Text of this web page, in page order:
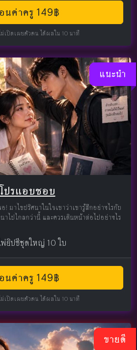
นค่าครู 149฿
เปิดเผยตัวตน ได้ผลใน 10 นาที
แนะนำ
ปรแอบชอบ
มาไขปริศนาในใจเขาว่าเขารู้สึกอย่างไรกับ
ไปไกลกว่านี้ และควรเดินหน้าต่อไปอย่างไร
พ่ยิปซีชุดใหญ่ 10 ใบ
นค่าครู 149฿
เปิดเผยตัวตน ได้ผลใน 10 นาที
ขายดี